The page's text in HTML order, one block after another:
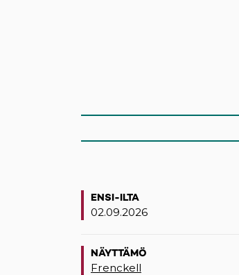
ENSI-ILTA
02.09.2026
NÄYTTÄMÖ
Frenckell